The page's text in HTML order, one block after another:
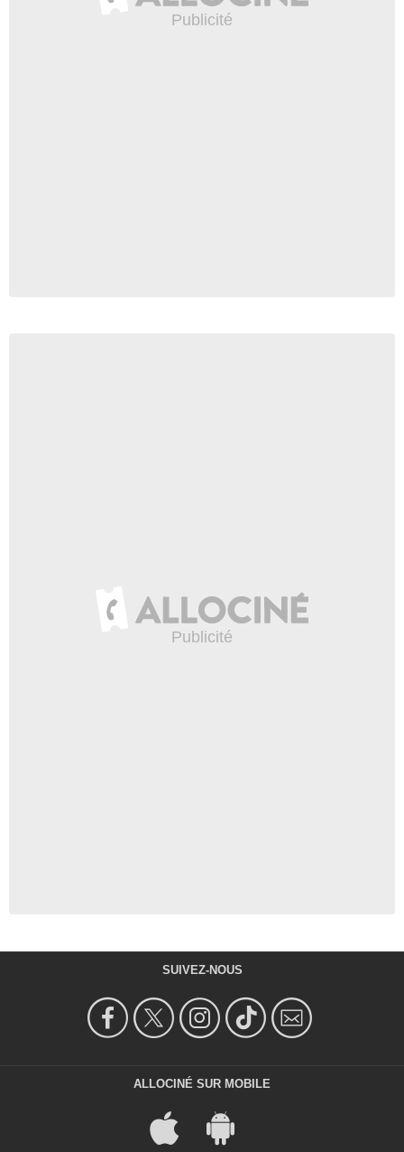
SUIVEZ-NOUS
ALLOCINÉ SUR MOBILE